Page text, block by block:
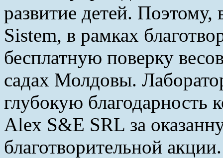
развитие детей.
Sistem, в рамках
бесплатную поверку
садах Молдовы.
глубокую
Alex S&E SRL за
благотворительной акции.